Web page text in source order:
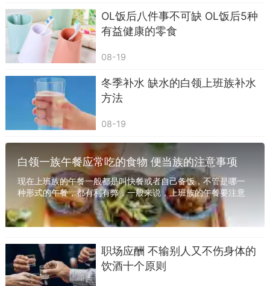
推荐理由：圆白菜维生素C含量很丰富，同时
富含纤维，能促进肠胃蠕动，让消化系统保持年轻
活力。
推荐理由：新鲜果蔬中含有丰富的胡萝卜素、
维生素C和维生素E。胡萝卜素是抗衰老的最佳元
素，它能保持人体组织或器官外层组织的健康，而
维生素C和维生素E则可延缓细胞因氧化所产生的老
化。
OL饭后八件事不可缺 OL饭后5种
有益健康的零食
08-19
冬季补水 缺水的白领上班族补水
方法
08-19
白领一族午餐应常吃的食物 便当族的注意事项
现在上班族的午餐一般都是叫快餐或者自己备饭，不管是哪一
种形式的午餐，都有利有弊，一般来说，上班族的午餐要注意
下面几个方面的事项。下面跟随360常识网了解...
职场应酬 不输别人又不伤身体的
饮酒十个原则